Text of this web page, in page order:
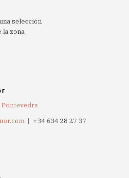
selección
la zona
Pontevedra
| +34 634 28 27 37